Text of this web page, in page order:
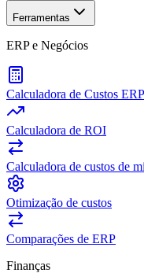
Ferramentas
ERP e Negócios
Calculadora de Custos ERP
Calculadora de ROI
Calculadora de custos de
Otimização de custos
Comparações de ERP
Finanças